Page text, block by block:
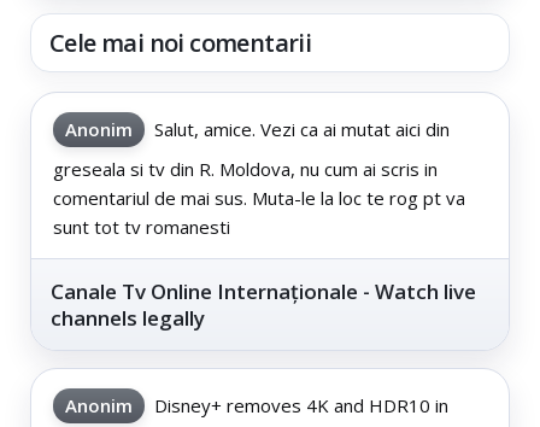
Cele mai noi comentarii
Anonim
Salut, amice. Vezi ca ai mutat aici din
greseala si tv din R. Moldova, nu cum ai scris in
comentariul de mai sus. Muta-le la loc te rog pt va
sunt tot tv romanesti
Canale Tv Online Internaționale - Watch live
channels legally
Anonim
Disney+ removes 4K and HDR10 in